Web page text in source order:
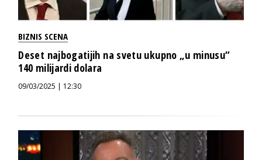
BIZNIS SCENA
Deset najbogatijih na svetu ukupno „u minusu“
140 milijardi dolara
09/03/2025 | 12:30